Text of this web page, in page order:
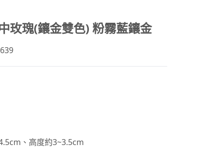
玫瑰(鑲金雙色) 粉霧藍鑲金
、高度約3~3.5cm